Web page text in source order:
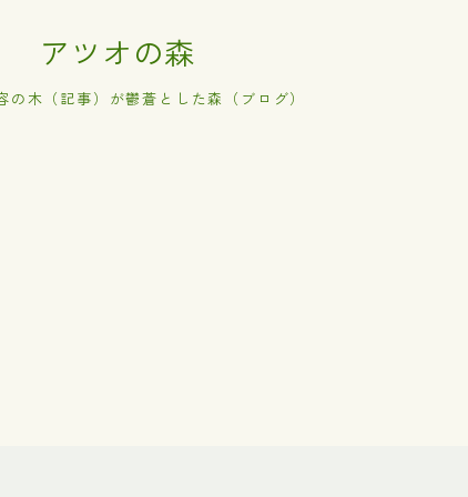
アツオの森
の木（記事）が鬱蒼とした森（ブログ）